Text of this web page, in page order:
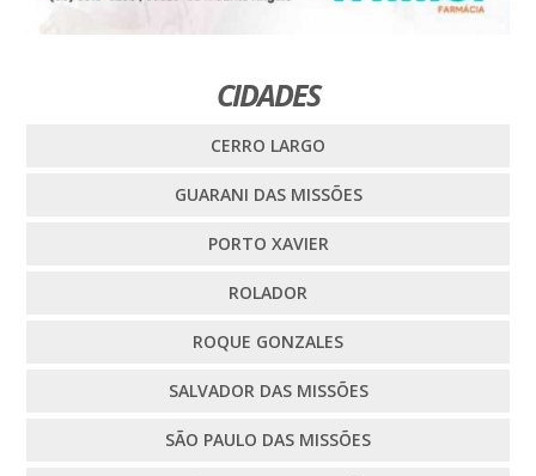
CIDADES
CERRO LARGO
GUARANI DAS MISSÕES
PORTO XAVIER
ROLADOR
ROQUE GONZALES
SALVADOR DAS MISSÕES
SÃO PAULO DAS MISSÕES